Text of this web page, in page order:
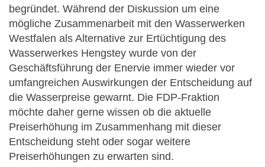
begründet. Während der Diskussion um eine
mögliche Zusammenarbeit mit den Wasserwerken
Westfalen als Alternative zur Ertüchtigung des
Wasserwerkes Hengstey wurde von der
Geschäftsführung der Enervie immer wieder vor
umfangreichen Auswirkungen der Entscheidung auf
die Wasserpreise gewarnt. Die FDP-Fraktion
möchte daher gerne wissen ob die aktuelle
Preiserhöhung im Zusammenhang mit dieser
Entscheidung steht oder sogar weitere
Preiserhöhungen zu erwarten sind.